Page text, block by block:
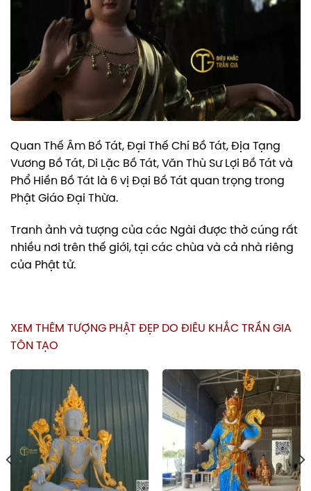
Quan Thế Âm Bồ Tát, Đại Thế Chí Bồ Tát, Địa Tạng
Vương Bồ Tát, Di Lặc Bồ Tát, Văn Thù Sư Lợi Bồ Tát và
Phổ Hiền Bồ Tát là 6 vị Đại Bồ Tát quan trọng trong
Phật Giáo Đại Thừa.
Tranh ảnh và tượng của các Ngài được thờ cúng rất
nhiều nơi trên thế giới, tại các chùa và cả nhà riêng
của Phật tử.
XEM THÊM TƯỢNG PHẬT ĐẸP DO ĐIÊU KHẮC TRẦN GIA
TÔN TẠO